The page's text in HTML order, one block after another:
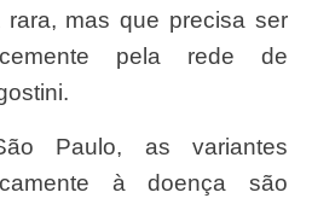
mas que precisa ser
pela rede de
à doença são